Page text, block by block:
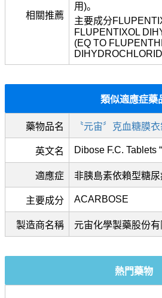
相關推薦
用)。
主要成分
FLUPENTIXOL
(EQ TO
類似適應症藥
藥物品名 〝元宙〞克血糖膜衣
英文名 Dibose F.C. Tablets
適應症 非胰島素依賴型糖尿
主要成分 ACARBOSE
製造商名稱 元宙化學製藥股份有
熱門藥物